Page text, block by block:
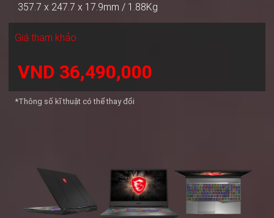
357.7 x 247.7 x 17.9mm / 1.88Kg
Giá tham khảo
VND 36,490,000
*Thông số kĩ thuật có thể thay đổi